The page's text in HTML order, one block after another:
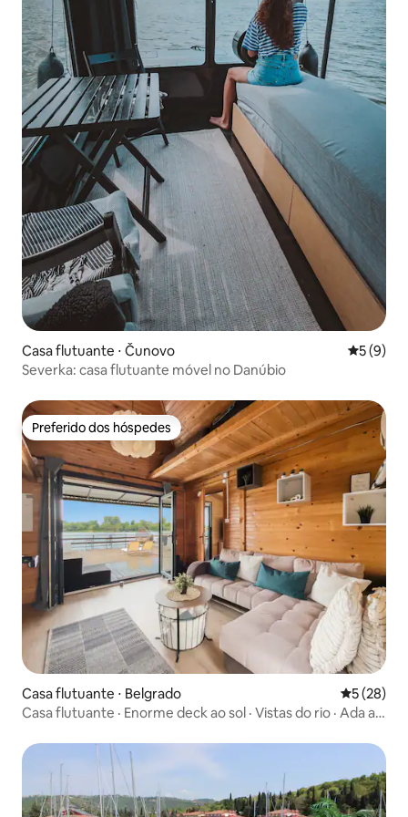
Casa flutuante ⋅ Čunovo 5 de
5 (9)
Severka: casa flutuante móvel no Danúbio
Preferido dos hóspedes
Preferido dos hóspedes
Casa flutuante ⋅ Belgrado 5 de uma
5 (28)
Casa flutuante · Enorme deck ao sol · Vistas do rio · Ada a